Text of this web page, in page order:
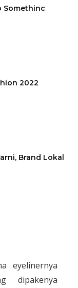
Somethinc
2022
Brand Lokal
eyelinernya
dipakenya